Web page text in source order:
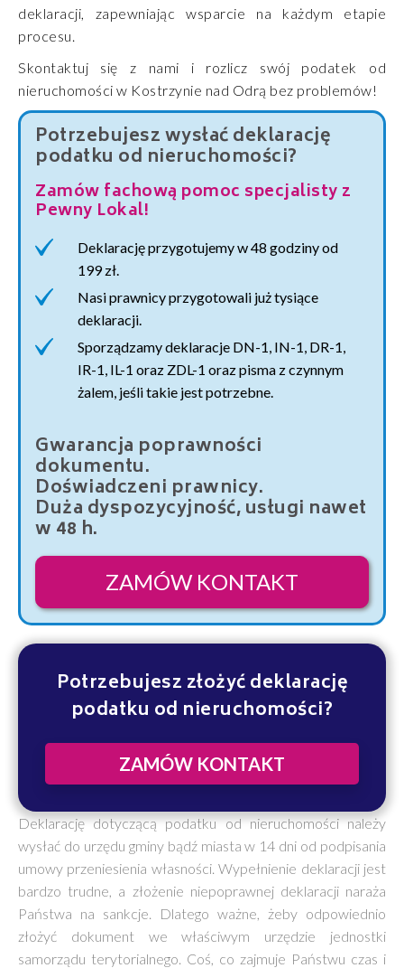
deklaracji, zapewniając wsparcie na każdym etapie
procesu.
Skontaktuj się z nami i rozlicz swój podatek od
nieruchomości w Kostrzynie nad Odrą bez problemów!
Potrzebujesz wysłać deklarację
podatku od nieruchomości?
Zamów fachową pomoc specjalisty z
Pewny Lokal!
Deklarację przygotujemy w 48 godziny od
199 zł.
Nasi prawnicy przygotowali już tysiące
deklaracji.
Sporządzamy deklaracje DN-1, IN-1, DR-1,
IR-1, IL-1 oraz ZDL-1 oraz pisma z czynnym
żalem, jeśli takie jest potrzebne.
Gwarancja poprawności
dokumentu.
Doświadczeni prawnicy.
Duża dyspozycyjność, usługi nawet
w 48 h.
ZAMÓW KONTAKT
Potrzebujesz złożyć deklarację
podatku od nieruchomości?
ZAMÓW KONTAKT
Deklarację dotyczącą podatku od nieruchomości należy
wysłać do urzędu gminy bądź miasta w 14 dni od podpisania
umowy przeniesienia własności. Wypełnienie deklaracji jest
bardzo trudne, a złożenie niepoprawnej deklaracji naraża
Państwa na sankcje. Dlatego ważne, żeby odpowiednio
złożyć dokument we właściwym urzędzie jednostki
samorządu terytorialnego. Coś, co zajmuje Państwu czas i